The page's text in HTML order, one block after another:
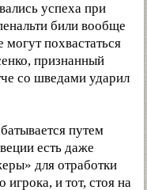
успеха при
били вообще
похвастаться
признанный
со шведами ударил
путем
есть даже
для отработки
и тот, стоя на